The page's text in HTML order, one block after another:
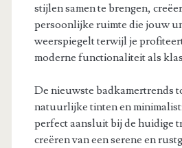
stijlen samen te brengen,
persoonlijke ruimte die jouw
weerspiegelt terwijl je
moderne functionaliteit als
De nieuwste badkamertrends
natuurlijke tinten en
perfect aansluit bij de huidige
creëren van een serene en